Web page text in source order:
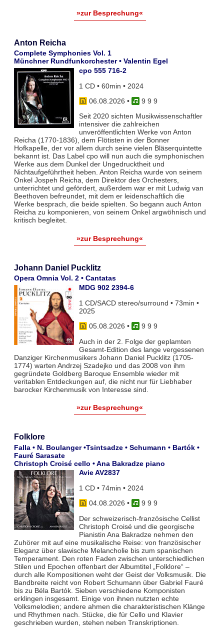
»zur Besprechung«
Anton Reicha
Complete Symphonies Vol. 1
Münchner Rundfunkorchester • Valentin Egel
cpo 555 716-2
1 CD • 60min • 2024
06.08.2026 •
9 9 9
Seit 2020 sichten Musikwissenschaftler
intensiver die zahlreichen
unveröffentlichten Werke von Anton
Reicha (1770-1836), dem Flötisten in der Bonner
Hofkapelle, der vor allem durch seine vielen Bläserquintette
bekannt ist. Das Label cpo will nun auch die symphonischen
Werke aus dem Dunkel der Ungedrucktheit und
Nichtaufgeführtheit heben. Anton Reicha wurde von seinem
Onkel Jospeh Reicha, dem Direktor des Orchesters,
unterrichtet und gefördert, außerdem war er mit Ludwig van
Beethoven befreundet, mit dem er leidenschaftlich die
Werke besprach, die beide spielten. So begann auch Anton
Reicha zu komponieren, von seinem Onkel argwöhnisch und
kritisch begleitet.
»zur Besprechung«
Johann Daniel Pucklitz
Opera Omnia Vol. 2 • Cantatas
MDG 902 2394-6
1 CD/SACD stereo/surround • 73min •
2025
05.08.2026 •
9 9 9
Auch in der 2. Folge der geplamten
Gesamt-Edition des lange vergessenen
Danziger Kirchenmusikers Johann Daniel Pucklitz (1705-
1774) warten Andrzej Szadejko und das 2008 von ihm
gegründete Goldberg Baroque Ensemble wieder mit
veritablen Entdeckungen auf, die nicht nur für Liebhaber
barocker Kirchenmusik von Interesse sind.
»zur Besprechung«
Folklore
Falla • N. Boulanger •Tsintsadze • Schumann • Bartók •
Fauré Sarasate
Christoph Croisé cello • Ana Bakradze piano
Avie AV2837
1 CD • 74min • 2024
04.08.2026 •
9 9 9
Der schweizerisch-französische Cellist
Christoph Croisé und die georgische
Pianistin Ana Bakradze nehmen den
Zuhörer mit auf eine musikalische Reise: von französischer
Eleganz über slawische Melancholie bis zum spanischen
Temperament. Den roten Faden zwischen unterschiedlichen
Stilen und Epochen offenbart der Albumtitel „Folklore“ –
durch alle Kompositionen weht der Geist der Volksmusik. Die
Bandbreite reicht von Robert Schumann über Gabriel Fauré
bis zu Béla Bartók. Sieben verschiedene Komponisten
erklingen insgesamt. Einige von ihnen nutzten echte
Volksmelodien; andere ahmen die charakteristischen Klänge
und Rhythmen nach. Stücke, die für Cello und Klavier
geschrieben wurden, stehen neben Transkriptionen.